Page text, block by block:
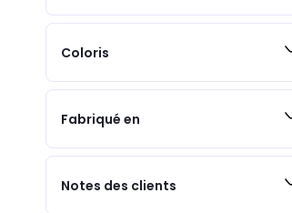
Coloris
Fabriqué en
Notes des clients